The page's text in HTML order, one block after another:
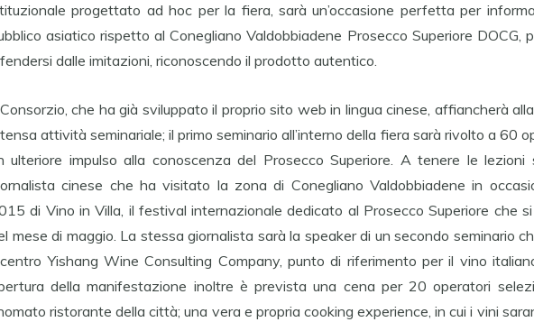
progettato ad hoc per la fiera, sarà un’occasione perfetta per
asiatico rispetto al Conegliano Valdobbiadene Prosecco Superiore DOCG,
dalle imitazioni, riconoscendo il prodotto autentico.
che ha già sviluppato il proprio sito web in lingua cinese, affiancherà
attività seminariale; il primo seminario all’interno della fiera sarà rivolto a 60
ulteriore impulso alla conoscenza del Prosecco Superiore. A tenere le lezioni
cinese che ha visitato la zona di Conegliano Valdobbiadene in
di Vino in Villa, il festival internazionale dedicato al Prosecco Superiore che
mese di maggio. La stessa giornalista sarà la speaker di un secondo seminario
Yishang Wine Consulting Company, punto di riferimento per il vino
della manifestazione inoltre è prevista una cena per 20 operatori
ristorante della città; una vera e propria cooking experience, in cui i vini